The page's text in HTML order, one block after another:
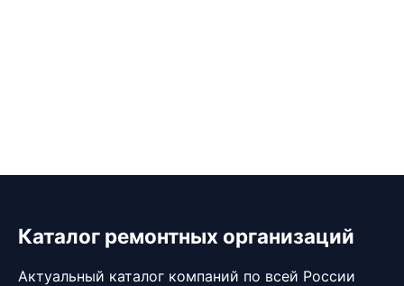
Каталог ремонтных организаций
Актуальный каталог компаний по всей России